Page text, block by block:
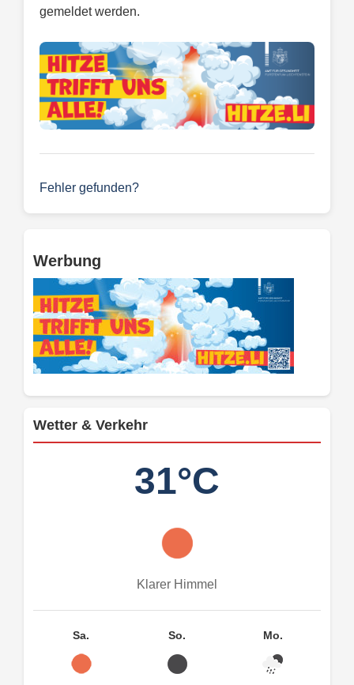
gemeldet werden.
Fehler gefunden?
Werbung
Wetter & Verkehr
31°C
Klarer Himmel
Sa. So. Mo.